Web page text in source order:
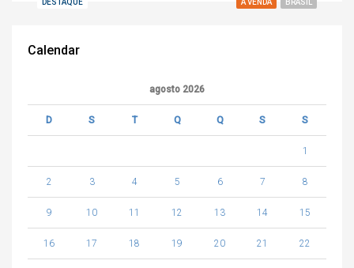
DESTAQUE À VENDA BRASIL
Calendar
agosto 2026
D S T Q Q S S
1
2 3 4 5 6 7 8
9 10 11 12 13 14 15
16 17 18 19 20 21 22